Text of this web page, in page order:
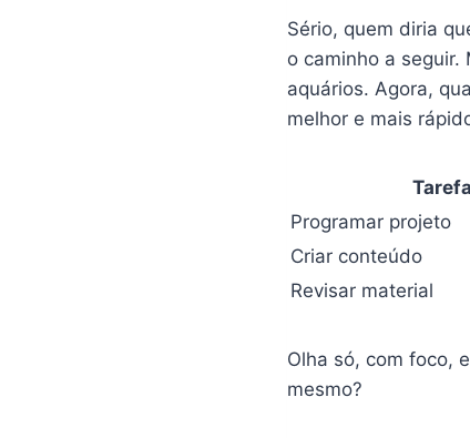
Sério, quem diria
o caminho a
aquários. Agora,
melhor e mais
Tarefa
Programar projeto
Criar conteúdo
Revisar material
Olha só, com foco,
mesmo?